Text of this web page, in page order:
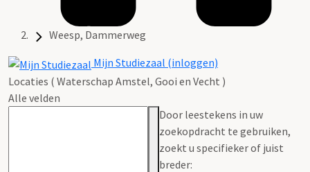
Weesp, Dammerweg
Mijn Studiezaal (inloggen)
Locaties ( Waterschap Amstel, Gooi en Vecht )
Alle velden
Door leestekens in uw
zoekopdracht te gebruiken,
zoekt u specifieker of juist
breder: